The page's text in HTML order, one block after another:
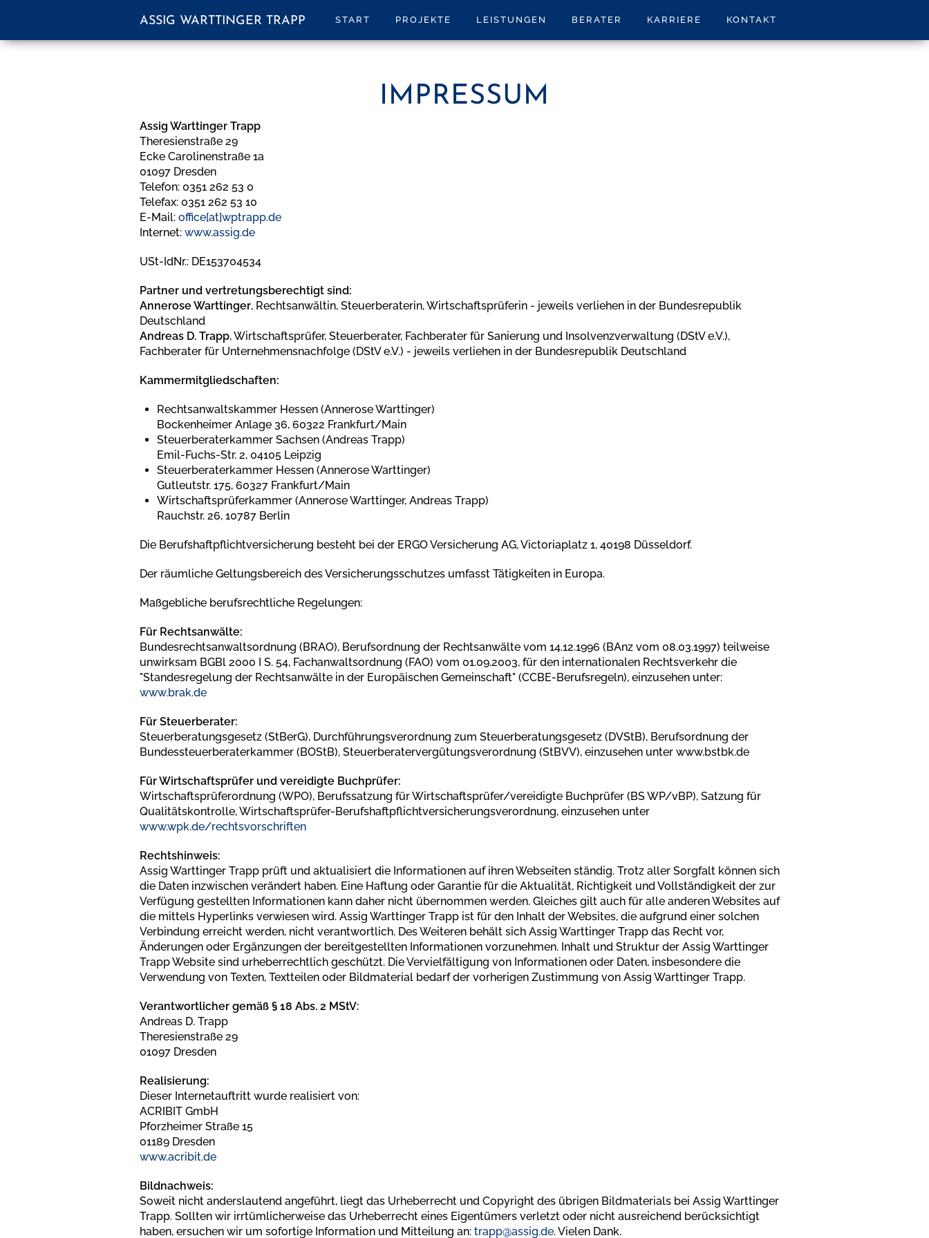
ASSIG WARTTINGER TRAPP START PROJEKTE LEISTUNGEN BERATER KARRIERE KONTAKT
IMPRESSUM
Assig Warttinger Trapp
Theresienstraße 29
Ecke Carolinenstraße 1a
01097 Dresden
Telefon: 0351 262 53 0
Telefax: 0351 262 53 10
E-Mail: office[at]wptrapp.de
Internet: www.assig.de
USt-IdNr.: DE153704534
Partner und vertretungsberechtigt sind:
Annerose Warttinger, Rechtsanwältin, Steuerberaterin, Wirtschaftsprüferin - jeweils verliehen in der Bundesrepublik
Deutschland
Andreas D. Trapp, Wirtschaftsprüfer, Steuerberater, Fachberater für Sanierung und Insolvenzverwaltung (DStV e.V.),
Fachberater für Unternehmensnachfolge (DStV e.V.) - jeweils verliehen in der Bundesrepublik Deutschland
Kammermitgliedschaften:
Rechtsanwaltskammer Hessen (Annerose Warttinger)
Bockenheimer Anlage 36, 60322 Frankfurt/Main
Steuerberaterkammer Sachsen (Andreas Trapp)
Emil-Fuchs-Str. 2, 04105 Leipzig
Steuerberaterkammer Hessen (Annerose Warttinger)
Gutleutstr. 175, 60327 Frankfurt/Main
Wirtschaftsprüferkammer (Annerose Warttinger, Andreas Trapp)
Rauchstr. 26, 10787 Berlin
Die Berufshaftpflichtversicherung besteht bei der ERGO Versicherung AG, Victoriaplatz 1, 40198 Düsseldorf.
Der räumliche Geltungsbereich des Versicherungsschutzes umfasst Tätigkeiten in Europa.
Maßgebliche berufsrechtliche Regelungen:
Für Rechtsanwälte:
Bundesrechtsanwaltsordnung (BRAO), Berufsordnung der Rechtsanwälte vom 14.12.1996 (BAnz vom 08.03.1997) teilweise
unwirksam BGBl 2000 I S. 54, Fachanwaltsordnung (FAO) vom 01.09.2003, für den internationalen Rechtsverkehr die
"Standesregelung der Rechtsanwälte in der Europäischen Gemeinschaft" (CCBE-Berufsregeln), einzusehen unter:
www.brak.de
Für Steuerberater:
Steuerberatungsgesetz (StBerG), Durchführungsverordnung zum Steuerberatungsgesetz (DVStB), Berufsordnung der
Bundessteuerberaterkammer (BOStB), Steuerberatervergütungsverordnung (StBVV), einzusehen unter www.bstbk.de
Für Wirtschaftsprüfer und vereidigte Buchprüfer:
Wirtschaftsprüferordnung (WPO), Berufssatzung für Wirtschaftsprüfer/vereidigte Buchprüfer (BS WP/vBP), Satzung für
Qualitätskontrolle, Wirtschaftsprüfer-Berufshaftpflichtversicherungsverordnung, einzusehen unter
www.wpk.de/rechtsvorschriften
Rechtshinweis:
Assig Warttinger Trapp prüft und aktualisiert die Informationen auf ihren Webseiten ständig. Trotz aller Sorgfalt können sich
die Daten inzwischen verändert haben. Eine Haftung oder Garantie für die Aktualität, Richtigkeit und Vollständigkeit der zur
Verfügung gestellten Informationen kann daher nicht übernommen werden. Gleiches gilt auch für alle anderen Websites auf
die mittels Hyperlinks verwiesen wird. Assig Warttinger Trapp ist für den Inhalt der Websites, die aufgrund einer solchen
Verbindung erreicht werden, nicht verantwortlich. Des Weiteren behält sich Assig Warttinger Trapp das Recht vor,
Änderungen oder Ergänzungen der bereitgestellten Informationen vorzunehmen. Inhalt und Struktur der Assig Warttinger
Trapp Website sind urheberrechtlich geschützt. Die Vervielfältigung von Informationen oder Daten, insbesondere die
Verwendung von Texten, Textteilen oder Bildmaterial bedarf der vorherigen Zustimmung von Assig Warttinger Trapp.
Verantwortlicher gemäß § 18 Abs. 2 MStV:
Andreas D. Trapp
Theresienstraße 29
01097 Dresden
Realisierung:
Dieser Internetauftritt wurde realisiert von:
ACRIBIT GmbH
Pforzheimer Straße 15
01189 Dresden
www.acribit.de
Bildnachweis:
Soweit nicht anderslautend angeführt, liegt das Urheberrecht und Copyright des übrigen Bildmaterials bei Assig Warttinger
Trapp. Sollten wir irrtümlicherweise das Urheberrecht eines Eigentümers verletzt oder nicht ausreichend berücksichtigt
haben, ersuchen wir um sofortige Information und Mitteilung an: trapp@assig.de. Vielen Dank.